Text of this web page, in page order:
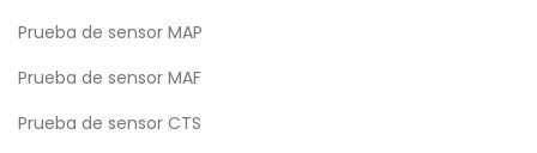
Prueba de sensor MAP
Prueba de sensor MAF
Prueba de sensor CTS